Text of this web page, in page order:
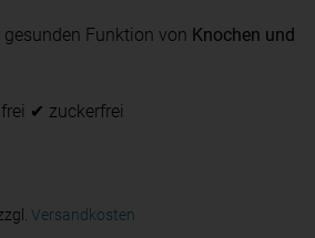
Funktion von Knochen und
✔ zuckerfrei
Versandkosten